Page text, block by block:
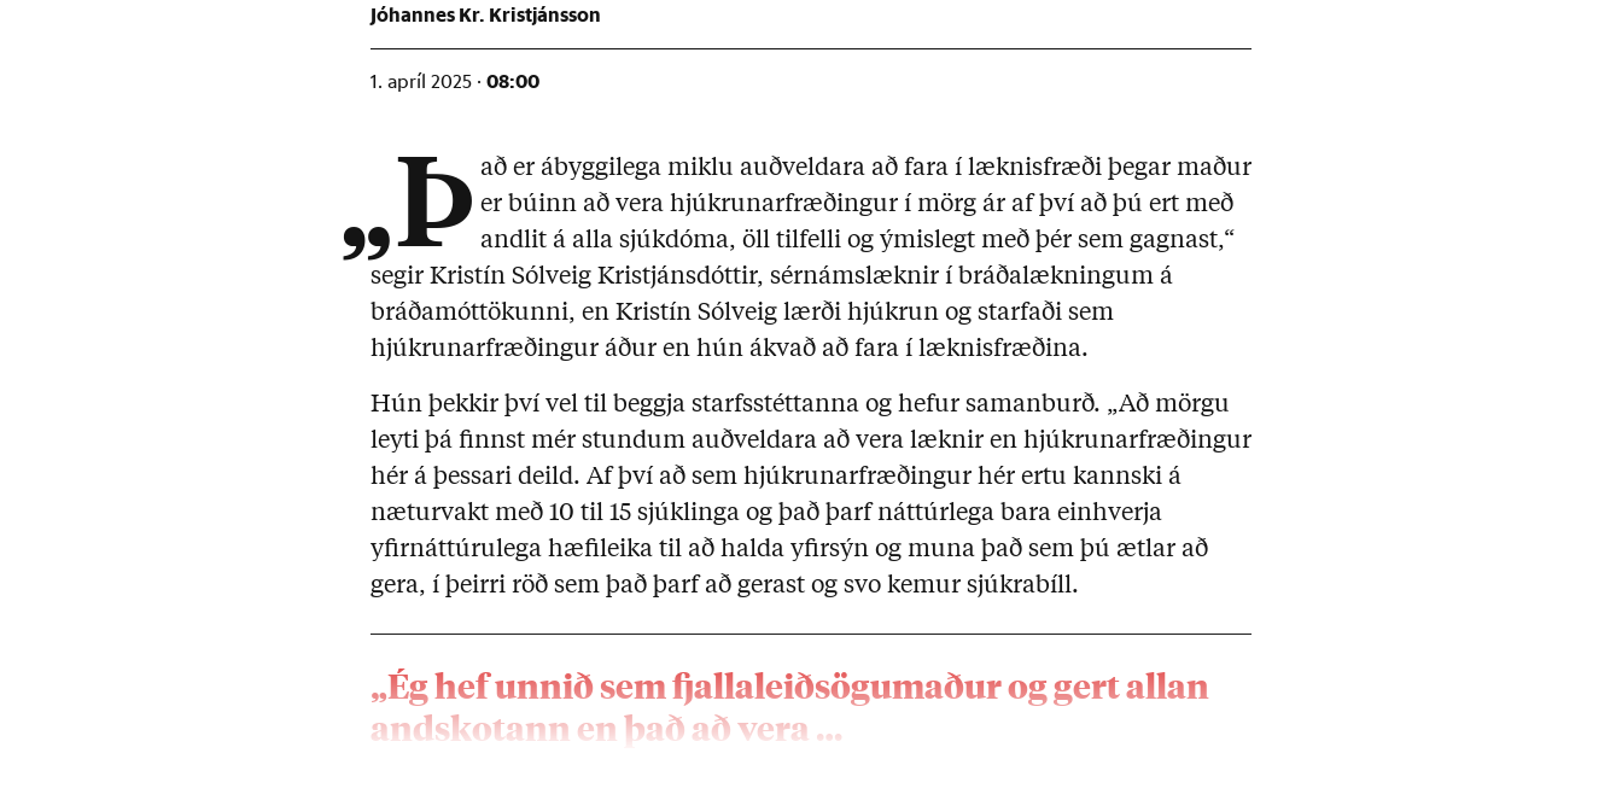
Jóhannes Kr. Kristjánsson
1. apríl 2025 · 08:00
„Þ að er ábyggilega miklu auðveldara að fara í læknisfræði þegar maður
er búinn að vera hjúkrunarfræðingur í mörg ár af því að þú ert með
andlit á alla sjúkdóma, öll tilfelli og ýmislegt með þér sem gagnast,“
segir Kristín Sólveig Kristjánsdóttir, sérnámslæknir í bráðalækningum á
bráðamóttökunni, en Kristín Sólveig lærði hjúkrun og starfaði sem
hjúkrunarfræðingur áður en hún ákvað að fara í læknisfræðina.
Hún þekkir því vel til beggja starfsstéttanna og hefur samanburð. „Að mörgu
leyti þá finnst mér stundum auðveldara að vera læknir en hjúkrunarfræðingur
hér á þessari deild. Af því að sem hjúkrunarfræðingur hér ertu kannski á
næturvakt með 10 til 15 sjúklinga og það þarf náttúrlega bara einhverja
yfirnáttúrulega hæfileika til að halda yfirsýn og muna það sem þú ætlar að
gera, í þeirri röð sem það þarf að gerast og svo kemur sjúkrabíll.
„Ég hef unnið sem fjallaleiðsögumaður og gert allan
andskotann en það að vera …